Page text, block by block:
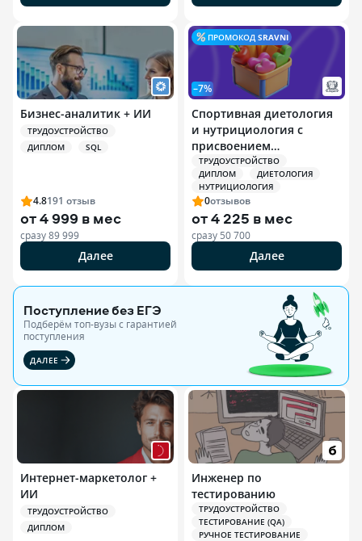
Бизнес-аналитик + ИИ
ТРУДОУСТРОЙСТВО
ДИПЛОМ
SQL
4.8191 отзыв
от4 999 в мес
сразу89 999
Далее
ПРОМОКОД SRAVNI
–7%
Спортивная диетология
и нутрициология с
присвоением
квалификации
Специалист по
спортивной
нутрициологии
ТРУДОУСТРОЙСТВО
ДИПЛОМ
ДИЕТОЛОГИЯ
НУТРИЦИОЛОГИЯ
0отзывов
от4 225 в мес
сразу 50 700
Далее
Поступление без ЕГЭ
Подберём топ-вузы c гарантией
поступления
ДАЛЕЕ
Интернет-маркетолог +
ИИ
ТРУДОУСТРОЙСТВО
ДИПЛОМ
Инженер по
тестированию
ТРУДОУСТРОЙСТВО
ТЕСТИРОВАНИЕ (QA)
РУЧНОЕ ТЕСТИРОВАНИЕ